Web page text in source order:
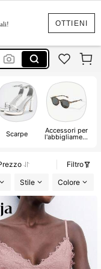
OTTIENI
Scarpe Accessori per
l'abbigliament
Filtro
Stile Colore